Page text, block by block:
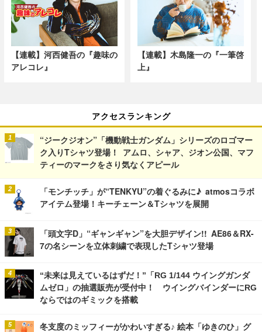
【連載】河西健吾の『趣味の
アレコレ』
【連載】木島隆一の『一筆啓
上』
アクセスランキング
“ジークジオン”「機動戦士ガンダム」シリーズのロゴマー
ク入りTシャツ登場！ アムロ、シャア、ジオン公国、マフ
ティーのマークをさり気なくアピール
「モンチッチ」が“TENKYU”の着ぐるみに♪ atmosコラボ
アイテム登場！キーチェーン＆Tシャツを展開
「頭文字D」“ギャンギャン”を大胆デザイン!! AE86＆RX-
7の名シーンを立体刺繍で表現したTシャツ登場
“未来は見えているはずだ！”「RG 1/144 ウイングガンダ
ムゼロ」の抽選販売が受付中！ ウイングバインダーにRG
ならではのギミックを搭載
冬支度のミッフィーがかわいすぎる♪ 絵本「ゆきのひ」グ